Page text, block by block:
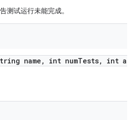
测试运行未能完成。
name , int numTests,
int